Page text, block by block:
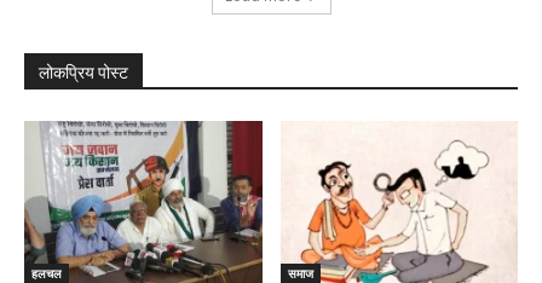
लोकप्रिय पोस्ट
हलचल समाज